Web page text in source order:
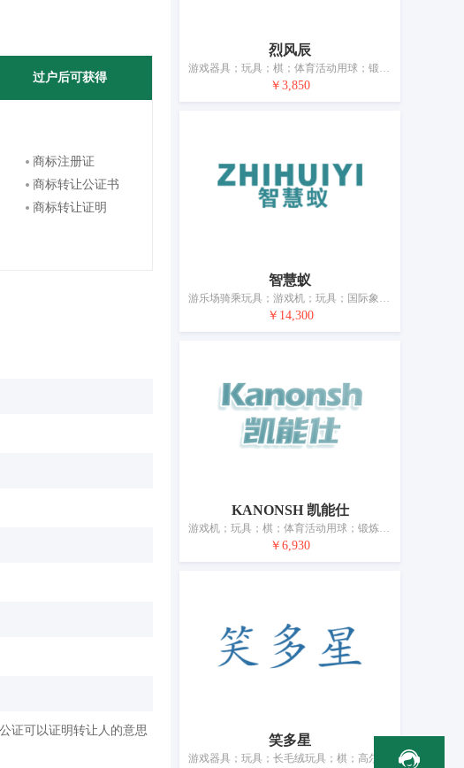
过户后可获得
商标注册证
商标转让公证书
商标转让证明
证可以证明转让人的意思
烈风辰
游戏器具；玩具；棋；体育活动用球；锻炼身体器械；射箭用器具；体育活动器械；护膝（体育用品）；合成材料制圣诞树；钓鱼用具
￥3,850
智慧蚁
游乐场骑乘玩具；游戏机；玩具；国际象棋；体育活动用球；锻炼身体器械；护膝（体育用品）；旱冰鞋；钓鱼用具
￥14,300
KANONSH 凯能仕
游戏机；玩具；棋；体育活动用球；锻炼身体器械；箭弓；体育活动器械；游泳池（娱乐用品）；轮滑鞋；钓鱼用具
￥6,930
笑多星